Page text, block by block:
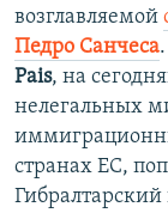
возглавляемой
Педро Санчеса
Pais, на
нелегальных
странах ЕС,